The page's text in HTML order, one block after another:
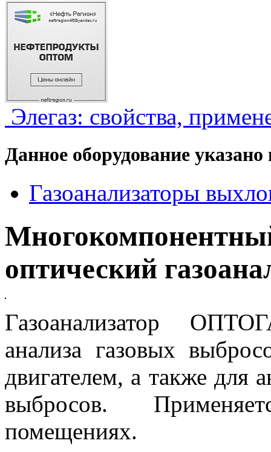
Элегаз: свойства,
Данное оборудование
Газоанализаторы
оптический
Газоанализатор
анализа газовых
двигателем, а также для
выбросов.
помещениях.